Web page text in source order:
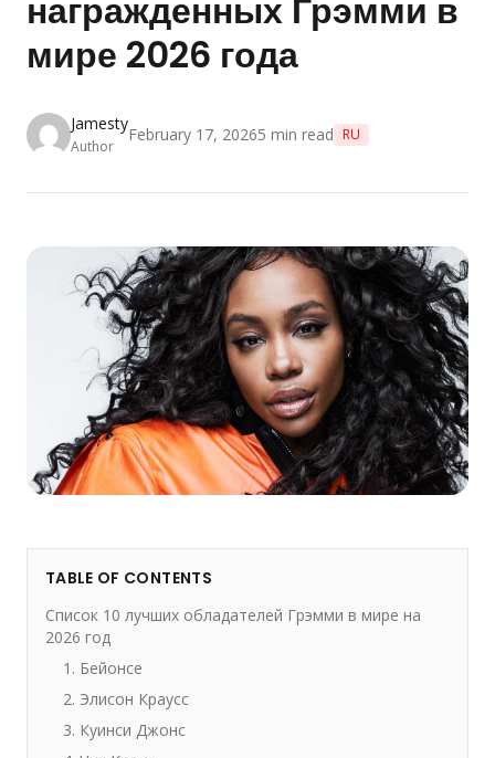
награжденных Грэмми в
мире 2026 года
Jamesty
Author
February 17, 20265 min read RU
TABLE OF CONTENTS
Список 10 лучших обладателей Грэмми в мире на
2026 год
1. Бейонсе
2. Элисон Краусс
3. Куинси Джонс